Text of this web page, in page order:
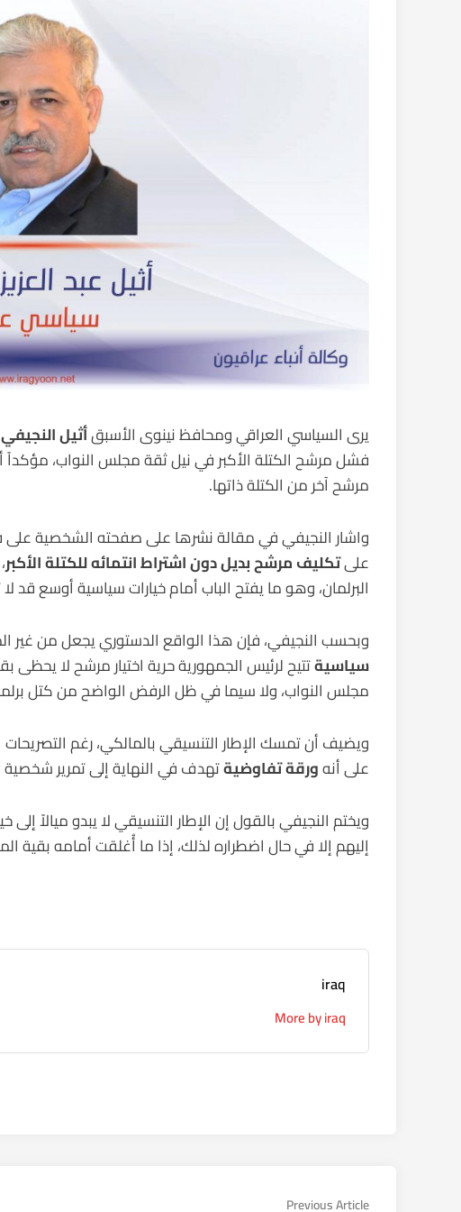
يرى السياسي العراقي ومحافظ نينوى الأسبقأثيل النجيفي
فشل مرشح الكتلة الأكبر في نيل ثقة مجلس النواب، مؤكداً
مرشح آخر من الكتلة ذاتها.
واشار النجيفي في مقالة نشرها على صفحته الشخصية على
علىتكليف مرشح بديل دون اشتراط انتمائه للكتلة الأكبر
البرلمان، وهو ما يفتح الباب أمام خيارات سياسية أوسع قد
وبحسب النجيفي، فإن هذا الواقع الدستوري يجعل من غير
سياسيةتتيح لرئيس الجمهورية حرية اختيار مرشح لا
مجلس النواب، ولا سيما في ظل الرفض الواضح من كتل
ويضيف أن تمسك الإطار التنسيقي بالمالكي، رغم
على أنهورقة تفاوضيةتهدف في النهاية إلى تمرير
ويختم النجيفي بالقول إن الإطار التنسيقي لا يبدو ميالاً إلى
إليهم إلا في حال اضطراره لذلك، إذا ما أُغلقت أمامه بقية
iraq
More by iraq
Previous Article